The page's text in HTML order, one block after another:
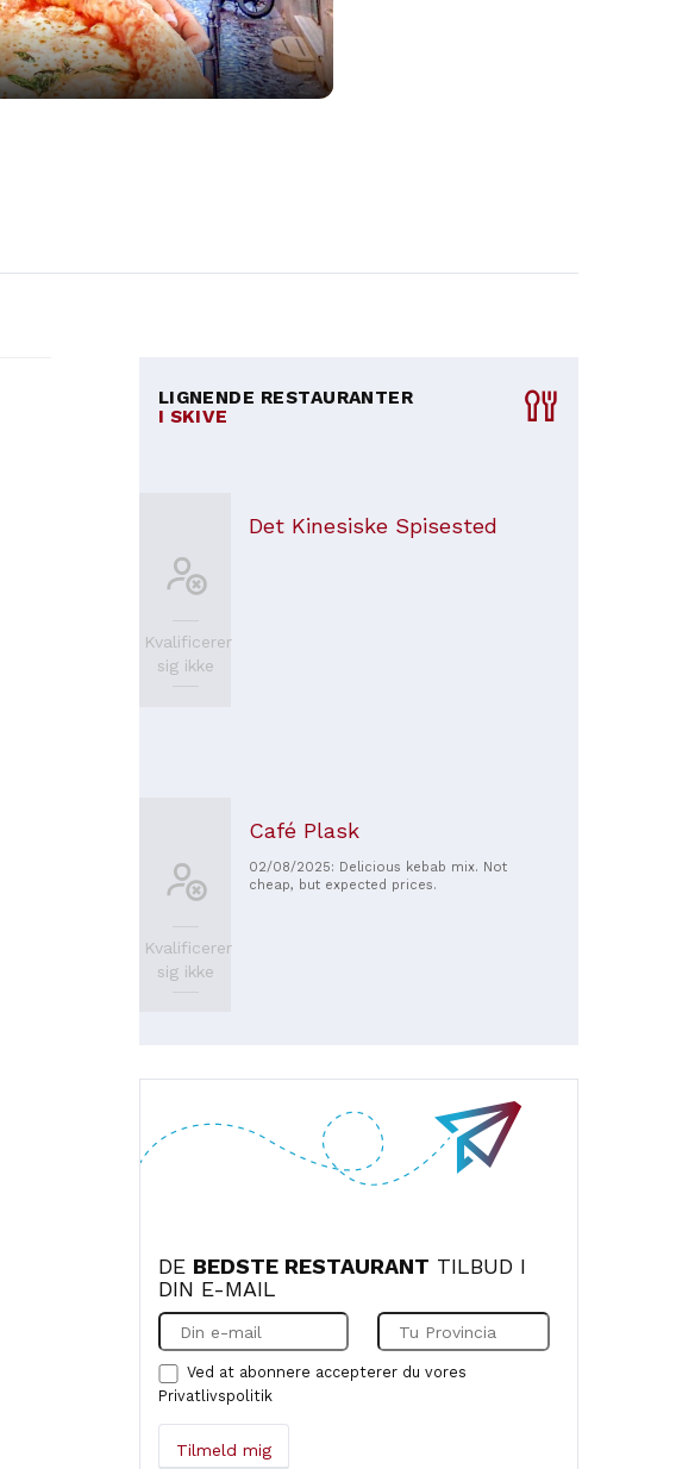
LIGNENDE RESTAURANTER
I SKIVE
Kvalificerer
sig ikke
Det Kinesiske Spisested
Kvalificerer
sig ikke
Café Plask
02/08/2025: Delicious kebab mix. Not
cheap, but expected prices.
DE BEDSTE RESTAURANT TILBUD I
DIN E-MAIL
Ved at abonnere accepterer du vores
Privatlivspolitik